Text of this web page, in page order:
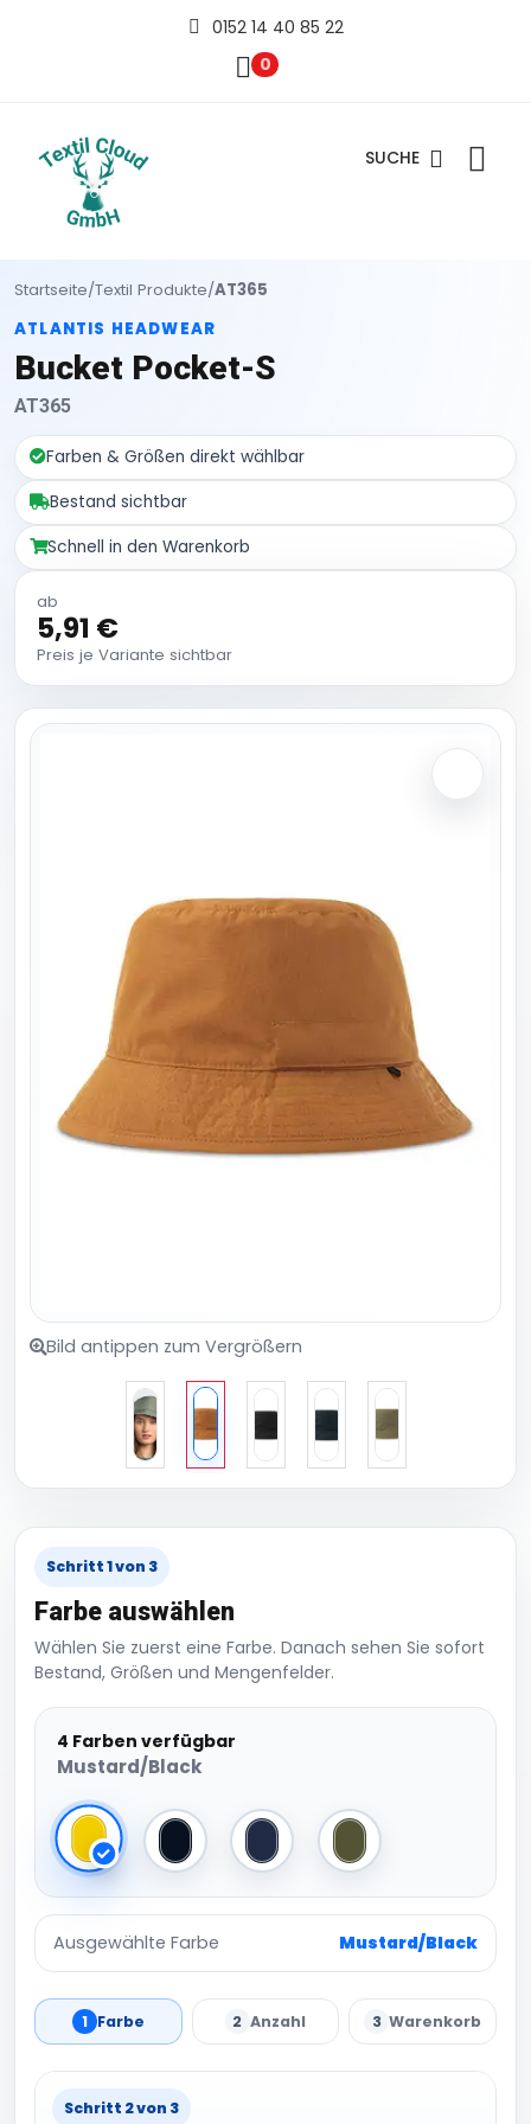
0152 14 40 85 22
0
SUCHE
Startseite/Textil Produkte/AT365
ATLANTIS HEADWEAR
Bucket Pocket-S
AT365
Farben & Größen direkt wählbar
Bestand sichtbar
Schnell in den Warenkorb
ab
5,91 €
Preis je Variante sichtbar
Bild antippen zum Vergrößern
Schritt 1 von 3
Farbe auswählen
Wählen Sie zuerst eine Farbe. Danach sehen Sie sofort
Bestand, Größen und Mengenfelder.
4 Farben verfügbar
Mustard/Black
Mustard/BlackBlack/Grey Navy/Grey Olive/Light Olive
Ausgewählte Farbe Mustard/Black
1 Farbe 2 Anzahl 3 Warenkorb
Schritt 2 von 3